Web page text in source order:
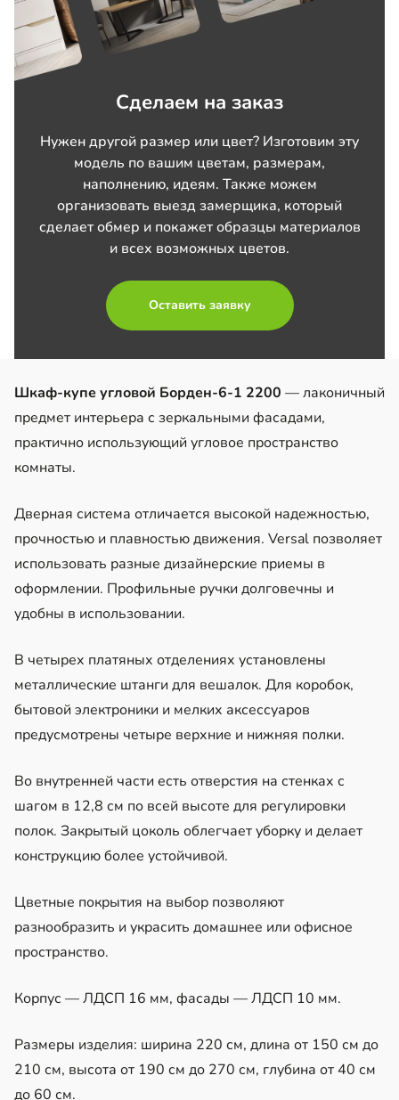
Сделаем на заказ
Нужен другой размер или цвет? Изготовим эту
модель по вашим цветам, размерам,
наполнению, идеям. Также можем
организовать выезд замерщика, который
сделает обмер и покажет образцы материалов
и всех возможных цветов.
Оставить заявку
Шкаф-купе угловой Борден-6-1 2200 — лаконичный
предмет интерьера с зеркальными фасадами,
практично использующий угловое пространство
комнаты.
Дверная система отличается высокой надежностью,
прочностью и плавностью движения. Versal позволяет
использовать разные дизайнерские приемы в
оформлении. Профильные ручки долговечны и
удобны в использовании.
В четырех платяных отделениях установлены
металлические штанги для вешалок. Для коробок,
бытовой электроники и мелких аксессуаров
предусмотрены четыре верхние и нижняя полки.
Во внутренней части есть отверстия на стенках с
шагом в 12,8 см по всей высоте для регулировки
полок. Закрытый цоколь облегчает уборку и делает
конструкцию более устойчивой.
Цветные покрытия на выбор позволяют
разнообразить и украсить домашнее или офисное
пространство.
Корпус — ЛДСП 16 мм, фасады — ЛДСП 10 мм.
Размеры изделия: ширина 220 см, длина от 150 см до
210 см, высота от 190 см до 270 см, глубина от 40 см
до 60 см.